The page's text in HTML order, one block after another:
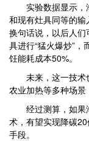
实验数据显示，
和现有灶具同等的输
换句话说，以后人
具进行“猛火爆炒”
饪能耗成本50%。
未来，这一技术
农业加热等多种场景
经过测算，如果
术，有望实现降碳
手段。